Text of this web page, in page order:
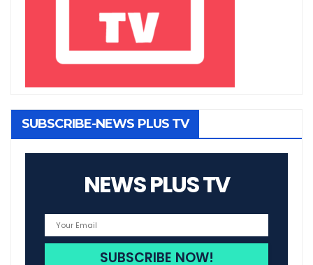
SUBSCRIBE-NEWS PLUS TV
NEWS PLUS TV